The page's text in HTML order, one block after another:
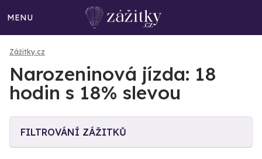
MENU
Zážitky.cz
Narozeninová jízda: 18
hodin s 18% slevou
FILTROVÁNÍ ZÁŽITKŮ